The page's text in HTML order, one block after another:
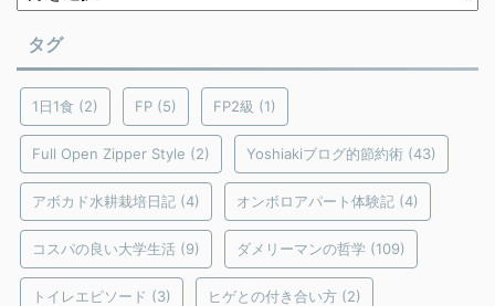
タグ
1日1食 (2) FP (5) FP2級 (1)
Full Open Zipper Style (2) Yoshiakiブログ的節約術 (43)
アボカド水耕栽培日記 (4) オンボロアパート体験記 (4)
コスパの良い大学生活 (9) ダメリーマンの哲学 (109)
トイレエピソード (3) ヒゲとの付き合い方 (2)